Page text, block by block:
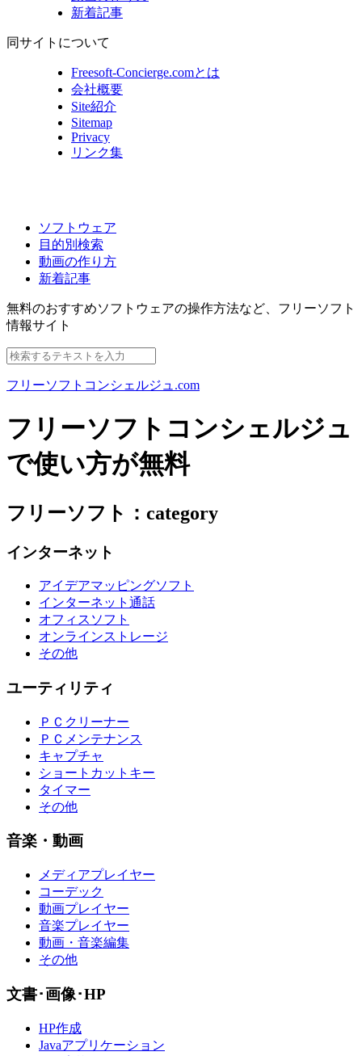
新着記事
同サイトについて
Freesoft-Concierge.comとは
会社概要
Site紹介
Sitemap
Privacy
リンク集
ソフトウェア
目的別検索
動画の作り方
新着記事
無料のおすすめソフトウェアの操作方法など、 フリーソフト
情報サイト
フリーソフトコンシェルジュ.com
フリーソフトコンシェルジュ
で使い方が無料
フリーソフト：category
インターネット
アイデアマッピングソフト
インターネット通話
オフィスソフト
オンラインストレージ
その他
ユーティリティ
ＰＣクリーナー
ＰＣメンテナンス
キャプチャ
ショートカットキー
タイマー
その他
音楽・動画
メディアプレイヤー
コーデック
動画プレイヤー
音楽プレイヤー
動画・音楽編集
その他
文書･画像･HP
HP作成
Javaアプリケーション